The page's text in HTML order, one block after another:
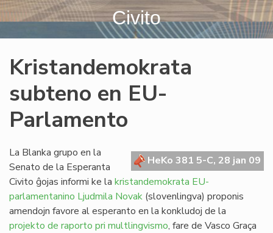
Civito
Kristandemokrata
subteno en EU-
Parlamento
HeKo 381 5-C, 28 jan 09
La Blanka grupo en la
Senato de la Esperanta
Civito ĝojas informi ke la kristandemokrata EU-
parlamentanino Ljudmila Novak (slovenlingva) proponis
amendojn favore al esperanto en la konkludoj de la
projekto de raporto pri multlingvismo, fare de Vasco Graça